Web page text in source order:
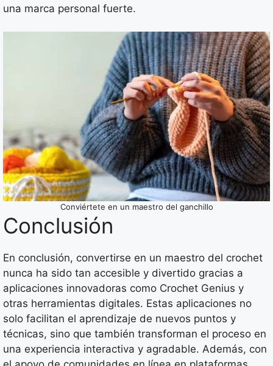
una marca personal fuerte.
Conviértete en un maestro del ganchillo
Conclusión
En conclusión, convertirse en un maestro del crochet
nunca ha sido tan accesible y divertido gracias a
aplicaciones innovadoras como Crochet Genius y
otras herramientas digitales. Estas aplicaciones no
solo facilitan el aprendizaje de nuevos puntos y
técnicas, sino que también transforman el proceso en
una experiencia interactiva y agradable. Además, con